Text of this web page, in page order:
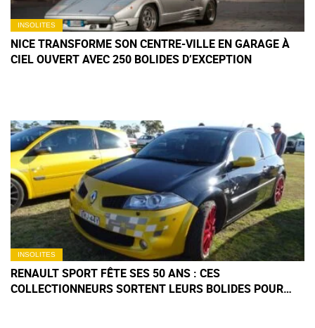
INSOLITES
NICE TRANSFORME SON CENTRE-VILLE EN GARAGE À
CIEL OUVERT AVEC 250 BOLIDES D’EXCEPTION
INSOLITES
RENAULT SPORT FÊTE SES 50 ANS : CES
COLLECTIONNEURS SORTENT LEURS BOLIDES POUR